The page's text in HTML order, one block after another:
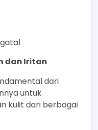
dan Iritan
dari
untuk
kulit dari berbagai